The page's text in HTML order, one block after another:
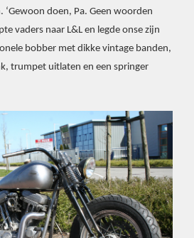
‘Gewoon doen, Pa. Geen woorden
vaders naar L&L en legde onse zijn
bobber met dikke vintage banden,
trumpet uitlaten en een springer